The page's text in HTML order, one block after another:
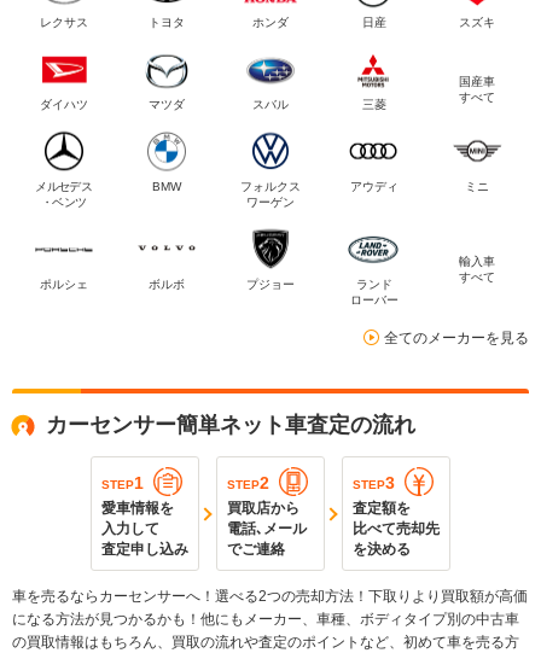
レクサス トヨタ ホンダ 日産 スズキ
ダイハツ マツダ スバル 三菱
国産車
すべて
メルセデス
・ベンツ
BMW
フォルクス
ワーゲン
アウディ ミニ
ポルシェ ボルボ プジョー
ランド
ローバー
輸入車
すべて
全てのメーカーを見る
カーセンサー簡単ネット車査定の流れ
STEP1
愛車情報を
入力して
査定申し込み
STEP2
買取店から
電話､メール
でご連絡
STEP3
査定額を
比べて売却先
を決める
車を売るならカーセンサーへ！選べる2つの売却方法！下取りより買取額が高価
になる方法が見つかるかも！他にもメーカー、車種、ボディタイプ別の中古車
の買取情報はもちろん、買取の流れや査定のポイントなど、初めて車を売る方